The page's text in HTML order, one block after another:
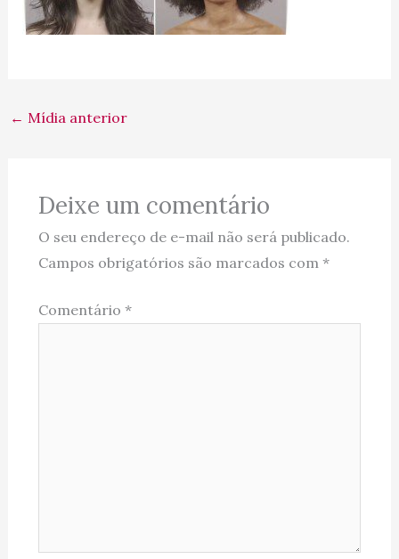
← Mídia anterior
Deixe um comentário
O seu endereço de e-mail não será publicado.
Campos obrigatórios são marcados com *
Comentário *